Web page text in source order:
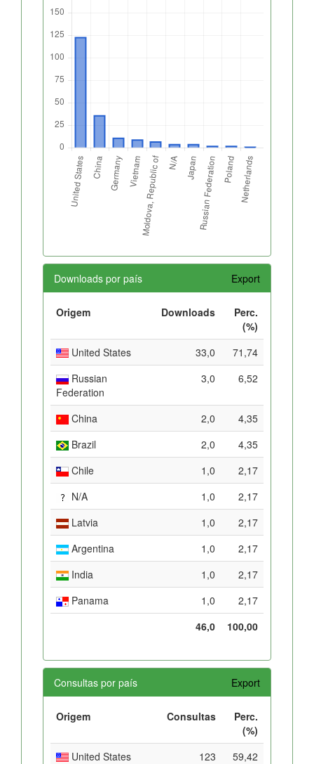
Downloads por país Export
Origem Downloads
Perc.
(%)
United States
33,0
71,74
Russian
Federation
3,0 6,52
China 2,0
4,35
Brazil
2,0
4,35
Chile
1,0
2,17
N/A
1,0
2,17
Latvia
1,0
2,17
Argentina
1,0
2,17
India
1,0
2,17
Panama
1,0
2,17
46,0
100,00
Consultas por país Export
Origem Consultas
Perc.
(%)
United States
123
59,42